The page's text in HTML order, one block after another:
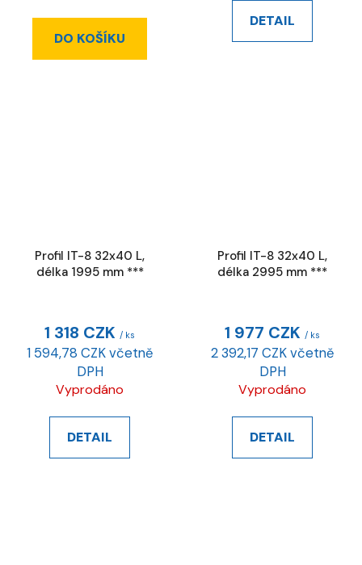
DO KOŠÍKU
DETAIL
Profil IT-8 32x40 L,
délka 1995 mm ***
1 318 CZK / ks
1 594,78 CZK včetně
DPH
Vyprodáno
DETAIL
Profil IT-8 32x40 L,
délka 2995 mm ***
1 977 CZK / ks
2 392,17 CZK včetně
DPH
Vyprodáno
DETAIL